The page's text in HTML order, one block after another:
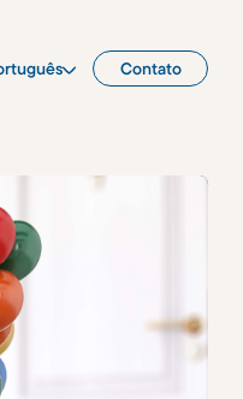
Contato